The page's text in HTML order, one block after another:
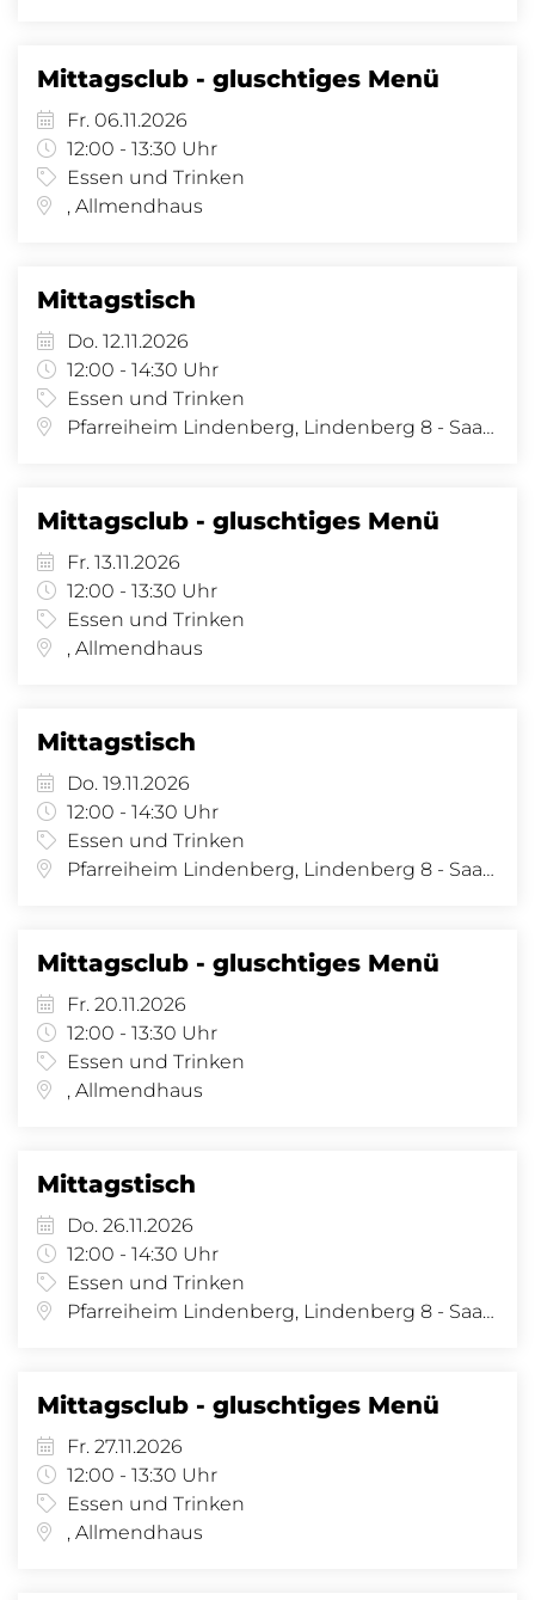
Mittagsclub - gluschtiges Menü
Fr. 06.11.2026
12:00 - 13:30 Uhr
Essen und Trinken
, Allmendhaus
Mittagstisch
Do. 12.11.2026
12:00 - 14:30 Uhr
Essen und Trinken
Pfarreiheim Lindenberg, Lindenberg 8 - Saal, Lindenberg 8, 4058 Basel
Mittagsclub - gluschtiges Menü
Fr. 13.11.2026
12:00 - 13:30 Uhr
Essen und Trinken
, Allmendhaus
Mittagstisch
Do. 19.11.2026
12:00 - 14:30 Uhr
Essen und Trinken
Pfarreiheim Lindenberg, Lindenberg 8 - Saal, Lindenberg 8, 4058 Basel
Mittagsclub - gluschtiges Menü
Fr. 20.11.2026
12:00 - 13:30 Uhr
Essen und Trinken
, Allmendhaus
Mittagstisch
Do. 26.11.2026
12:00 - 14:30 Uhr
Essen und Trinken
Pfarreiheim Lindenberg, Lindenberg 8 - Saal, Lindenberg 8, 4058 Basel
Mittagsclub - gluschtiges Menü
Fr. 27.11.2026
12:00 - 13:30 Uhr
Essen und Trinken
, Allmendhaus